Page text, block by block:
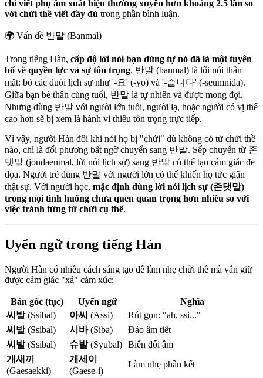
chỉ viết phụ âm xuất hiện thường xuyên hơn khoảng 2.5 lần so
với chửi thề viết đầy đủ trong phần bình luận.
🌍 Vấn đề 반말 (Banmal)
Trong tiếng Hàn, cấp độ lời nói bạn dùng tự nó đã là một tuyên
bố về quyền lực và sự tôn trọng. 반말 (banmal) là lối nói thân
mật: bỏ các đuôi lịch sự như '-요' (-yo) và '-습니다' (-seumnida).
Giữa bạn bè thân cùng tuổi, 반말 là tự nhiên và được mong đợi.
Nhưng dùng 반말 với người lớn tuổi, người lạ, hoặc người có vị thế
cao hơn sẽ bị xem là hành vi thiếu tôn trọng trực tiếp.
Vì vậy, người Hàn đôi khi nói họ bị "chửi" dù không có từ chửi thề
nào, chỉ là đối phương bất ngờ chuyển sang 반말. Sếp chuyển từ 존
댓말 (jondaenmal, lời nói lịch sự) sang 반말 có thể tạo cảm giác đe
dọa. Người trẻ dùng 반말 với người lớn có thể khiến họ tức giận
thật sự. Với người học, mặc định dùng lời nói lịch sự (존댓말)
trong mọi tình huống chưa quen quan trọng hơn nhiều so với
việc tránh từng từ chửi cụ thể.
Uyển ngữ trong tiếng Hàn
Người Hàn có nhiều cách sáng tạo để làm nhẹ chửi thề mà vẫn giữ
được cảm giác "xả" cảm xúc:
Bản gốc (tục) Uyển ngữ
Nghĩa
씨발(Ssibal) 아씨 (Assi)
Rút gọn: "ah, ssi..."
씨발(Ssibal) 시바(Siba)
Đảo âm tiết
씨발(Ssibal) 슈발(Syubal) Biến đổi âm
개새끼
(Gaesaekki)
개세이
(Gaese-i)
Làm nhẹ phần kết